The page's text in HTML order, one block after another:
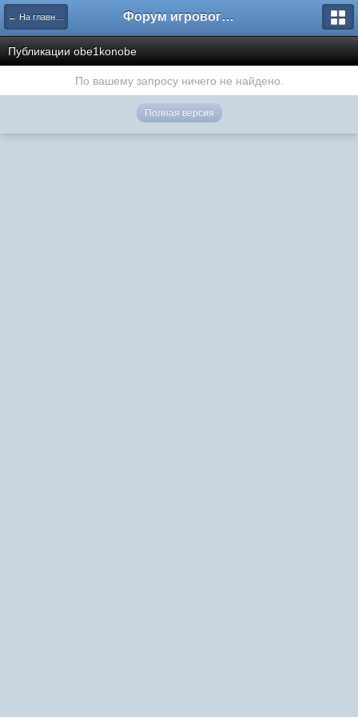
← На главную Форум игрового проекта Riverrise
Публикации obe1konobe
По вашему запросу ничего не найдено.
Полная версия